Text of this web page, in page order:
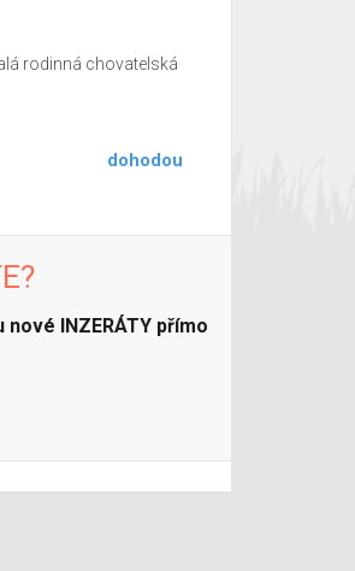
rodinná chovatelská
dohodou
INZERÁTY přímo